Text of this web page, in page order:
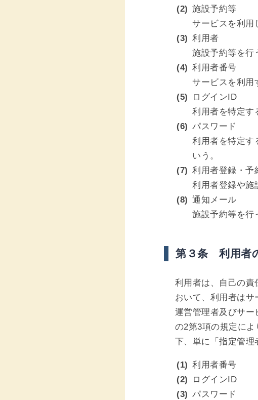
施設予約等
サービスを利用
利用者
施設予約等を行
利用者番号
サービスを利用
ログインID
利用者を特定す
パスワード
利用者を特定す
いう。
利用者登録・予
利用者登録や施
通知メール
施設予約等を行
第３条 利用者
利用者は、自己の責
おいて、利用者はサ
運営管理者及びサー
の2第3項の規定に
下、単に「指定管理
利用者番号
ログインID
パスワード